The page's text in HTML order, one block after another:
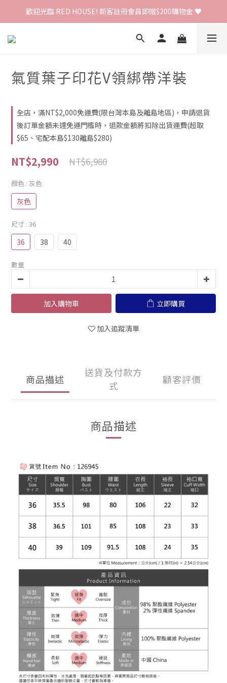
歡迎光臨 RED HOUSE! 新客註冊會員即贈$200購物金 ♥
歡迎光臨 RED HOUSE! 新客註冊會員即贈$200購物金 ♥
全館單筆訂單滿 $2000 免運 🚚
氣質葉子印花V領綁帶洋裝
全店，滿NT$2,000免運費(限台灣本島及離島地區)，申請退貨
後訂單金額未達免運門檻時，退款金額將扣除出貨運費(超取
$65、宅配本島$130離島$280)
NT$2,990 NT$6,980
顏色 : 灰色
灰色
尺寸 : 36
36 38 40
數量
加入購物車 立即購買
加入追蹤清單
商品描述
送貨及付款方
式
顧客評價
商品描述